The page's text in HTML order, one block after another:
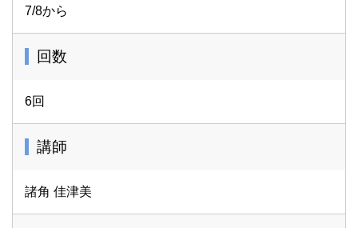
7/8から
回数
6回
講師
諸角 佳津美